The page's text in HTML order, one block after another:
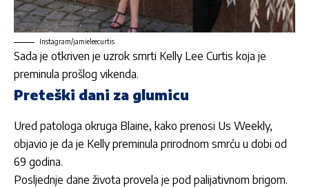
Instagram/jamieleecurtis
Sada je otkriven je uzrok smrti Kelly Lee Curtis koja je
preminula prošlog vikenda.
Preteški dani za glumicu
Ured patologa okruga Blaine, kako prenosi Us Weekly,
objavio je da je Kelly preminula prirodnom smrću u dobi od
69 godina.
Posljednje dane života provela je pod palijativnom brigom.